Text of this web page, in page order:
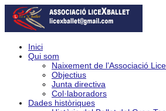
Inici
Qui som
Naixement de l’Associació
Objectius
Junta directiva
Col·laboradors
Dades històriques